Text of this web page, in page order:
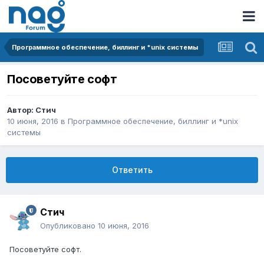
Программное обеспечение, биллинг и *unix системы
Посоветуйте софт
Автор: Стич
10 июня, 2016 в Программное обеспечение, биллинг и *unix
системы
Ответить
Стич
Опубликовано 10 июня, 2016
Посоветуйте софт.